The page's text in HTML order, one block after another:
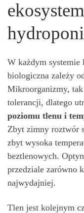
W każdym systemie
biologiczna zależy
Mikroorganizmy,
tolerancji, dlatego
poziomu tlenu i
Zbyt zimny roztwór
zbyt wysoka
beztlenowych.
przedziale zarówno
najwydajniej.
Tlen jest kolejnym